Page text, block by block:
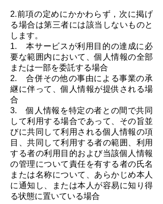
2.前項の定めにかかわらず，次に掲げ
る場合は第三者には該当しないものと
します。
1. 本サービスが利用目的の達成に必
要な範囲内において、個人情報の全部
または一部を委託する場合
2. 合併その他の事由による事業の承
継に伴って、個人情報が提供される場
合
3. 個人情報を特定の者との間で共同
して利用する場合であって、その旨並
びに共同して利用される個人情報の項
目、共同して利用する者の範囲、利用
する者の利用目的および当該個人情報
の管理について責任を有する者の氏名
または名称について、あらかじめ本人
に通知し、または本人が容易に知り得
る状態に置いている場合